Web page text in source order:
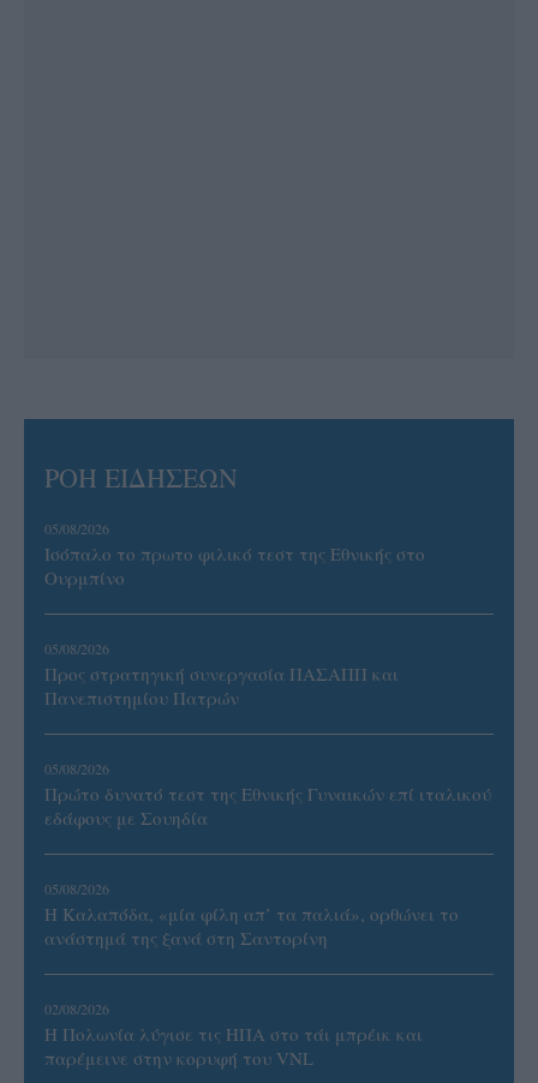
ΡΟΗ ΕΙΔΗΣΕΩΝ
05/08/2026
Ισόπαλο το πρωτο φιλικό τεστ της Εθνικής στο
Ουρμπίνο
05/08/2026
Προς στρατηγική συνεργασία ΠΑΣΑΠΠ και
Πανεπιστημίου Πατρών
05/08/2026
Πρώτο δυνατό τεστ της Εθνικής Γυναικών επί ιταλικού
εδάφους με Σουηδία
05/08/2026
Η Καλαπόδα, «μία φίλη απ’ τα παλιά», ορθώνει το
ανάστημά της ξανά στη Σαντορίνη
02/08/2026
Η Πολωνία λύγισε τις ΗΠΑ στο τάι μπρέικ και
παρέμεινε στην κορυφή του VNL